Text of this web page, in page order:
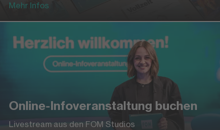
Mehr Infos
Online-Infoveranstaltung buchen
Livestream aus den FOM Studios